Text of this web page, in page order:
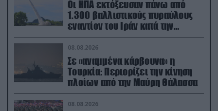
Οι ΗΠΑ εκτόξευσαν πάνω από
1.300 βαλλιστικούς πυραύλους
εναντίον του Ιράν κατά την
διάρκεια του πολέμου
08.08.2026
Σε «αναμμένα κάρβουνα» η
Τουρκία: Περιορίζει την κίνηση
πλοίων από την Μαύρη Θάλασσα
08.08.2026